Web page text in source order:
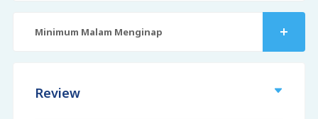
Minimum Malam Menginap
Review